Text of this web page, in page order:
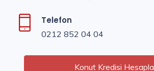
Telefon
0212 852 04 04
Konut Kredisi Hesapla